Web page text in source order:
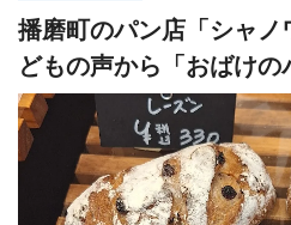
播磨町のパン店「シャ
どもの声から「おばけの